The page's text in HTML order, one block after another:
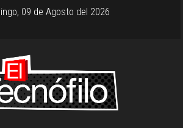
09 de Agosto del 2026